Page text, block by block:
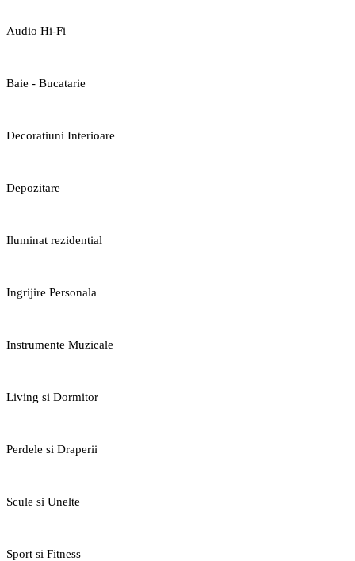
Audio Hi-Fi
Baie - Bucatarie
Decoratiuni Interioare
Depozitare
Iluminat rezidential
Ingrijire Personala
Instrumente Muzicale
Living si Dormitor
Perdele si Draperii
Scule si Unelte
Sport si Fitness